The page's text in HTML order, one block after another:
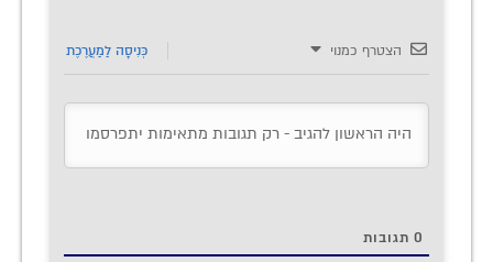
הצטרף כמנוי כְּנִיסָה לַמַעֲרֶכֶת
0 תגובות